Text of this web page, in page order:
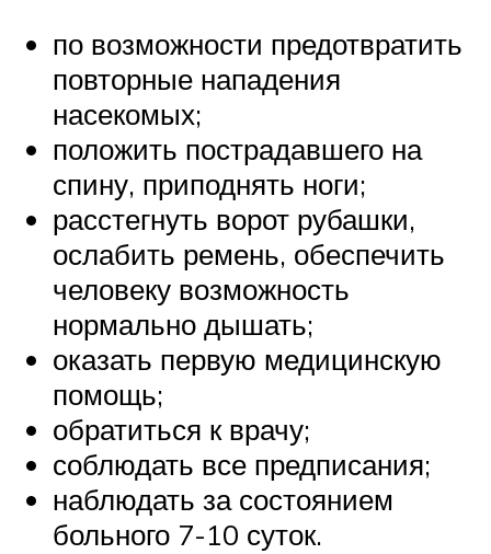
по возможности предотвратить
повторные нападения
насекомых;
положить пострадавшего на
спину, приподнять ноги;
расстегнуть ворот рубашки,
ослабить ремень, обеспечить
человеку возможность
нормально дышать;
оказать первую медицинскую
помощь;
обратиться к врачу;
соблюдать все предписания;
наблюдать за состоянием
больного 7-10 суток.